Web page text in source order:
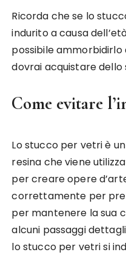
Ricorda che se lo
indurito a causa
possibile ammorbidirlo
dovrai acquistare dello
Come evitare
Lo stucco per vetri è
resina che viene
per creare opere
correttamente per
per mantenere la sua
alcuni passaggi
lo stucco per vetri si